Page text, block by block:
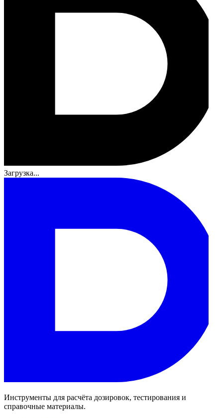
Загрузка...
Инструменты для расчёта дозировок, тестирования и
справочные материалы.